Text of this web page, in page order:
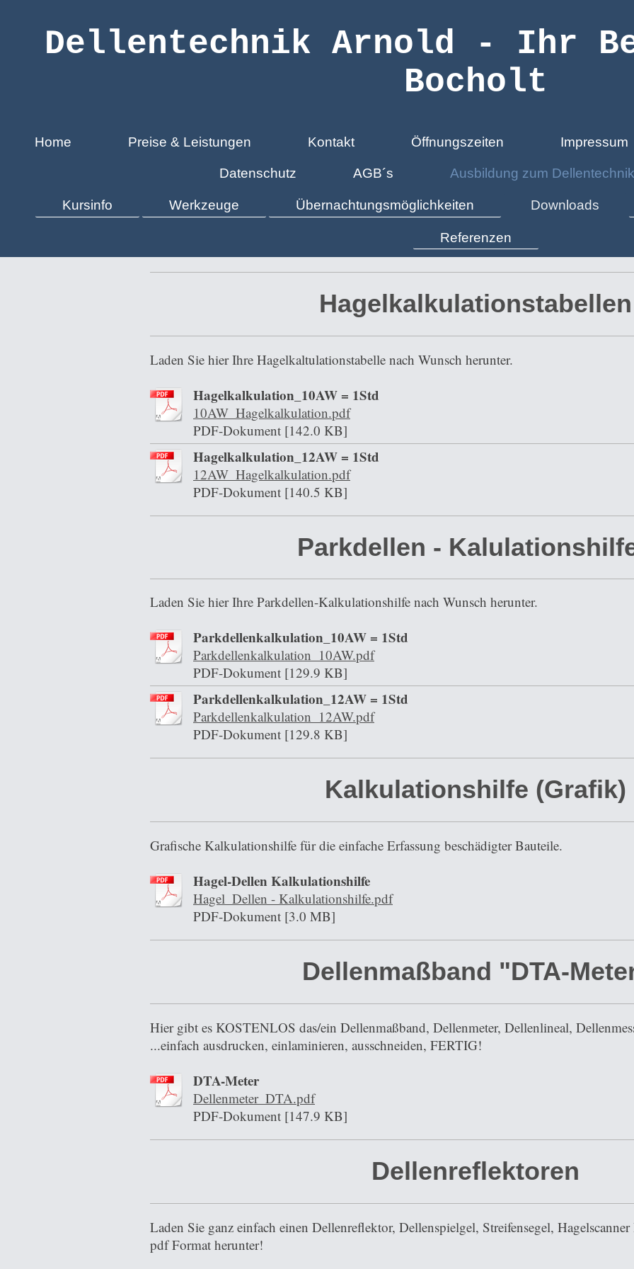
Dellentechnik Arnold - Ihr
Bocholt
Home Preise & Leistungen Kontakt Öffnungszeiten Impressum
Datenschutz AGB´s Ausbildung zum
Kursinfo Werkzeuge Übernachtungsmöglichkeiten Downloads
Referenzen
Hagelkalkulationstabellen
Laden Sie hier Ihre Hagelkaltulationstabelle nach Wunsch herunter.
Hagelkalkulation_10AW = 1Std
10AW_Hagelkalkulation.pdf
PDF-Dokument [142.0 KB]
Hagelkalkulation_12AW = 1Std
12AW_Hagelkalkulation.pdf
PDF-Dokument [140.5 KB]
Parkdellen -
Laden Sie hier Ihre Parkdellen-Kalkulationshilfe nach Wunsch herunter.
Parkdellenkalkulation_10AW = 1Std
Parkdellenkalkulation_10AW.pdf
PDF-Dokument [129.9 KB]
Parkdellenkalkulation_12AW = 1Std
Parkdellenkalkulation_12AW.pdf
PDF-Dokument [129.8 KB]
Kalkulationshilfe (Grafik)
Grafische Kalkulationshilfe für die einfache Erfassung beschädigter Bauteile.
Hagel-Dellen Kalkulationshilfe
Hagel_Dellen - Kalkulationshilfe.pdf
PDF-Dokument [3.0 MB]
Dellenmaßband "DTA-
Hier gibt es KOSTENLOS das/ein Dellenmaßband, Dellenmeter, Dellenlineal,
...einfach ausdrucken, einlaminieren, ausschneiden, FERTIG!
DTA-Meter
Dellenmeter_DTA.pdf
PDF-Dokument [147.9 KB]
Dellenreflektoren
Laden Sie ganz einfach einen Dellenreflektor, Dellenspielgel, Streifensegel,
pdf Format herunter!